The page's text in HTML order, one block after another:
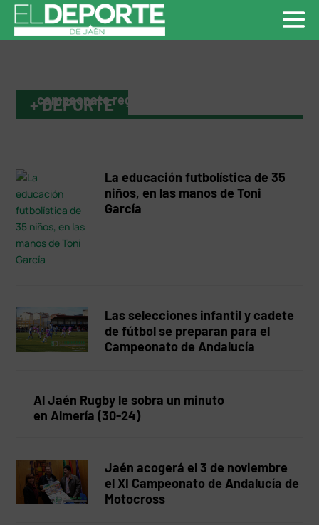
+ DEPORTE
campeonato regional
La educación futbolística de 35
niños, en las manos de Toni
García
Las selecciones infantil y cadete
de fútbol se preparan para el
Campeonato de Andalucía
Al Jaén Rugby le sobra un minuto
en Almería (30-24)
Jaén acogerá el 3 de noviembre
el XI Campeonato de Andalucía de
Motocross